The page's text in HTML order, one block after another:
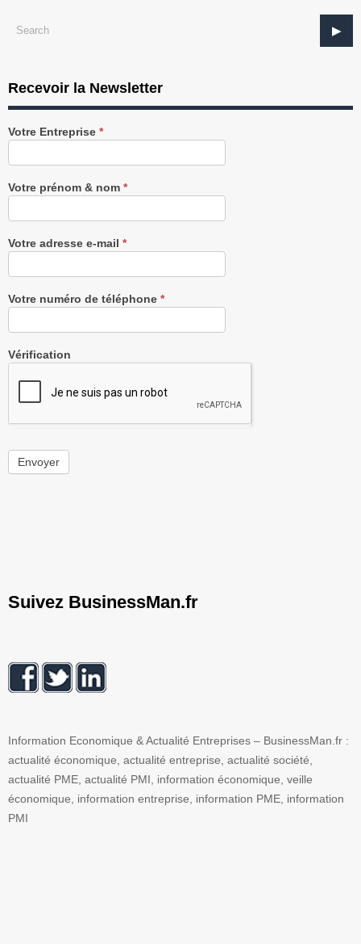
Recevoir la Newsletter
Recevez
notre
gratuitement
Votre Entreprise *
Votre prénom & nom *
Votre adresse e-mail *
Votre numéro de téléphone *
Vérification
Envoyer
Suivez BusinessMan.fr
Information Economique & Actualité Entreprises – BusinessMan.fr :
actualité économique, actualité entreprise, actualité société,
actualité PME, actualité PMI, information économique, veille
économique, information entreprise, information PME, information
PMI